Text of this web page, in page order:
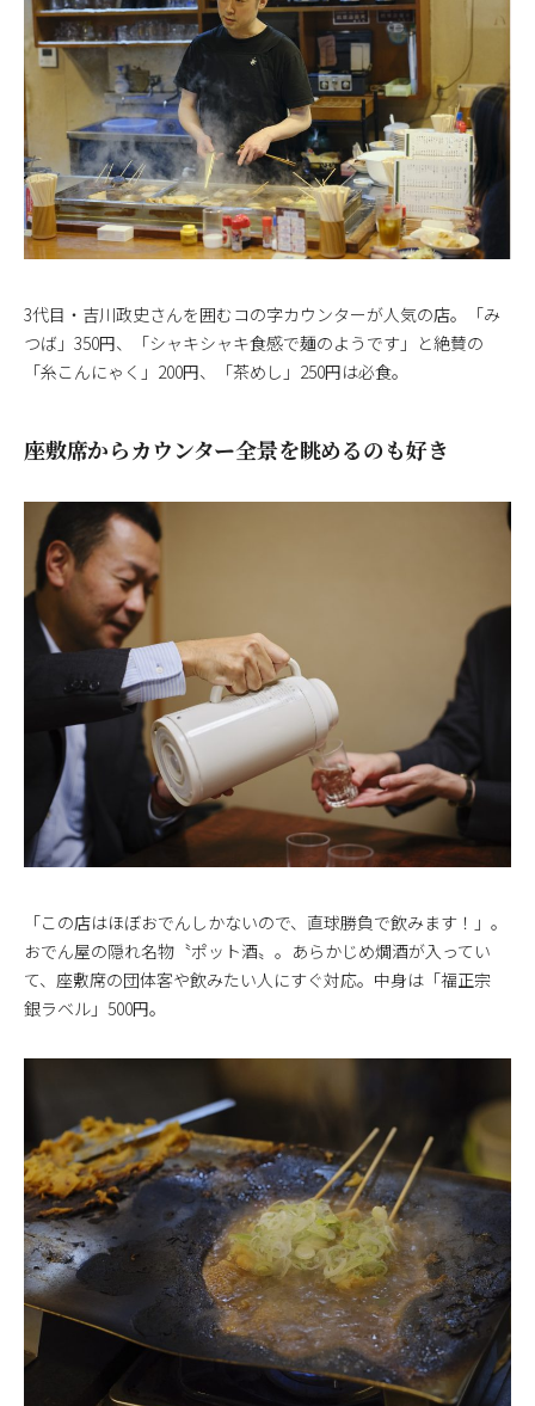
3代目・吉川政史さんを囲むコの字カウンターが人気の店。「み
つば」350円、「シャキシャキ食感で麺のようです」と絶賛の
「糸こんにゃく」200円、「茶めし」250円は必食。
座敷席からカウンター全景を眺めるのも好き
「この店はほぼおでんしかないので、直球勝負で飲みます！」。
おでん屋の隠れ名物〝ポット酒〟。あらかじめ燗酒が入ってい
て、座敷席の団体客や飲みたい人にすぐ対応。中身は「福正宗
銀ラベル」500円。